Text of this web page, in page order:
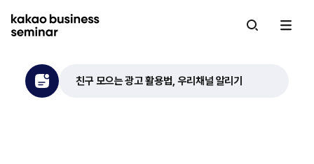
kakao business seminar
마감임박
친구 모으는 광고 활용법, 우리채널 알리기